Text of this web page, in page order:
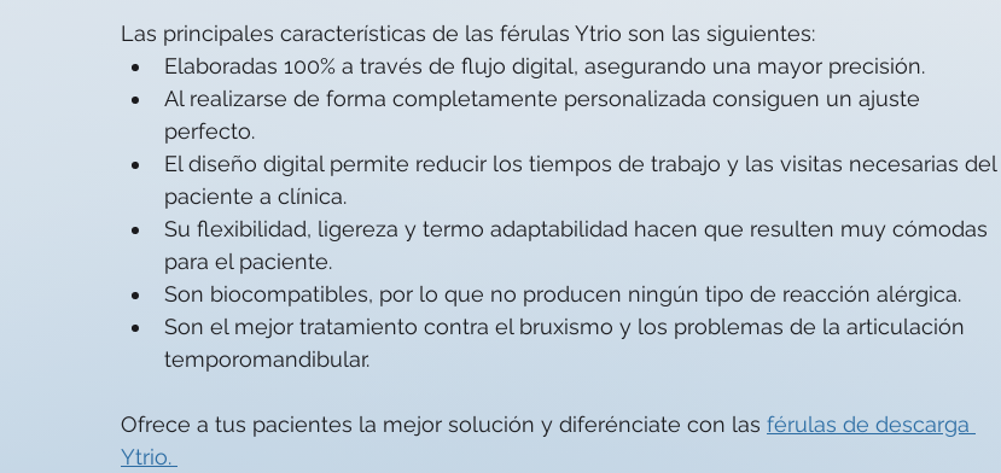
Las principales características de las férulas Ytrio son las siguientes:
Elaboradas 100% a través de flujo digital, asegurando una mayor precisión.
Al realizarse de forma completamente personalizada consiguen un ajuste
perfecto.
El diseño digital permite reducir los tiempos de trabajo y las visitas necesarias del
paciente a clínica.
Su flexibilidad, ligereza y termo adaptabilidad hacen que resulten muy cómodas
para el paciente.
Son biocompatibles, por lo que no producen ningún tipo de reacción alérgica.
Son el mejor tratamiento contra el bruxismo y los problemas de la articulación
temporomandibular.
Ofrece a tus pacientes la mejor solución y diferénciate con las férulas de descarga
Ytrio.